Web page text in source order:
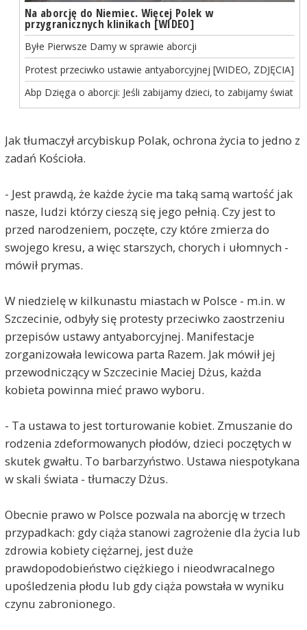
Na aborcję do Niemiec. Więcej Polek w
przygranicznych klinikach [WIDEO]
Byłe Pierwsze Damy w sprawie aborcji
Protest przeciwko ustawie antyaborcyjnej [WIDEO, ZDJĘCIA]
Abp Dzięga o aborcji: Jeśli zabijamy dzieci, to zabijamy świat
Jak tłumaczył arcybiskup Polak, ochrona życia to jedno z
zadań Kościoła.
- Jest prawdą, że każde życie ma taką samą wartość jak
nasze, ludzi którzy cieszą się jego pełnią. Czy jest to
przed narodzeniem, poczęte, czy które zmierza do
swojego kresu, a więc starszych, chorych i ułomnych -
mówił prymas.
W niedzielę w kilkunastu miastach w Polsce - m.in. w
Szczecinie, odbyły się protesty przeciwko zaostrzeniu
przepisów ustawy antyaborcyjnej. Manifestacje
zorganizowała lewicowa parta Razem. Jak mówił jej
przewodniczący w Szczecinie Maciej Dżus, każda
kobieta powinna mieć prawo wyboru.
- Ta ustawa to jest torturowanie kobiet. Zmuszanie do
rodzenia zdeformowanych płodów, dzieci poczętych w
skutek gwałtu. To barbarzyństwo. Ustawa niespotykana
w skali świata - tłumaczy Dżus.
Obecnie prawo w Polsce pozwala na aborcję w trzech
przypadkach: gdy ciąża stanowi zagrożenie dla życia lub
zdrowia kobiety ciężarnej, jest duże
prawdopodobieństwo ciężkiego i nieodwracalnego
upośledzenia płodu lub gdy ciąża powstała w wyniku
czynu zabronionego.